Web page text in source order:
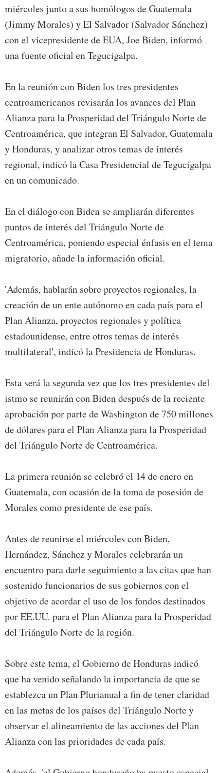
miércoles junto a sus homólogos de Guatemala
(Jimmy Morales) y El Salvador (Salvador Sánchez)
con el vicepresidente de EUA, Joe Biden, informó
una fuente oficial en Tegucigalpa.
En la reunión con Biden los tres presidentes
centroamericanos revisarán los avances del Plan
Alianza para la Prosperidad del Triángulo Norte de
Centroamérica, que integran El Salvador, Guatemala
y Honduras, y analizar otros temas de interés
regional, indicó la Casa Presidencial de Tegucigalpa
en un comunicado.
En el diálogo con Biden se ampliarán diferentes
puntos de interés del Triángulo Norte de
Centroamérica, poniendo especial énfasis en el tema
migratorio, añade la información oficial.
'Además, hablarán sobre proyectos regionales, la
creación de un ente autónomo en cada país para el
Plan Alianza, proyectos regionales y política
estadounidense, entre otros temas de interés
multilateral', indicó la Presidencia de Honduras.
Esta será la segunda vez que los tres presidentes del
istmo se reunirán con Biden después de la reciente
aprobación por parte de Washington de 750 millones
de dólares para el Plan Alianza para la Prosperidad
del Triángulo Norte de Centroamérica.
La primera reunión se celebró el 14 de enero en
Guatemala, con ocasión de la toma de posesión de
Morales como presidente de ese país.
Antes de reunirse el miércoles con Biden,
Hernández, Sánchez y Morales celebrarán un
encuentro para darle seguimiento a las citas que han
sostenido funcionarios de sus gobiernos con el
objetivo de acordar el uso de los fondos destinados
por EE.UU. para el Plan Alianza para la Prosperidad
del Triángulo Norte de la región.
Sobre este tema, el Gobierno de Honduras indicó
que ha venido señalando la importancia de que se
establezca un Plan Plurianual a fin de tener claridad
en las metas de los países del Triángulo Norte y
observar el alineamiento de las acciones del Plan
Alianza con las prioridades de cada país.